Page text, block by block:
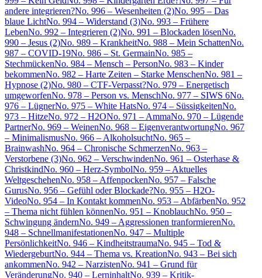
andere integrieren?No. 996 – Wesenheiten (2)No. 995 – Das
blaue LichtNo. 994 – Widerstand (3)No. 993 – Frühere
LebenNo. 992 – Integrieren (2)No. 991 – Blockaden lösenNo.
990 – Jesus (2)No. 989 – KrankheitNo. 988 – Mein SchattenNo.
987 – COVID-19No. 986 – St. GermainNo. 985 –
StechmückenNo. 984 – Mensch – PersonNo. 983 – Kinder
bekommenNo. 982 – Harte Zeiten – Starke MenschenNo. 981 –
Hypnose (2)No. 980 – CTF-Verpasst?No. 979 – Energetisch
umgeworfenNo. 978 – Person vs. MenschNo. 977 – SIWS 6No.
976 – LügnerNo. 975 – White HatsNo. 974 – SüssigkeitenNo.
973 – HitzeNo. 972 – H2ONo. 971 – AmmaNo. 970 – Lügende
PartnerNo. 969 – WeinenNo. 968 – EigenverantwortungNo. 967
– MinimalismusNo. 966 – AlkoholsuchtNo. 965 –
BrainwashNo. 964 – Chronische SchmerzenNo. 963 –
Verstorbene (3)No. 962 – VerschwindenNo. 961 – Osterhase &
ChristkindNo. 960 – Herz-SymbolNo. 959 – Aktuelles
WeltgeschehenNo. 958 – AffenpockenNo. 957 – Falsche
GurusNo. 956 – Gefühl oder Blockade?No. 955 – H2O-
VideoNo. 954 – In Kontakt kommenNo. 953 – AbfärbenNo. 952
– Thema nicht fühlen könnenNo. 951 – KnoblauchNo. 950 –
Schwingung ändernNo. 949 – Aggressionen tranformierenNo.
948 – SchnellmanifestationenNo. 947 – Multiple
PersönlichkeitNo. 946 – KindheitstraumaNo. 945 – Tod &
WiedergeburtNo. 944 – Thema vs. KreationNo. 943 – Bei sich
ankommenNo. 942 – NarzistenNo. 941 – Grund für
VeränderungNo. 940 – LerninhaltNo. 939 – Kritik-